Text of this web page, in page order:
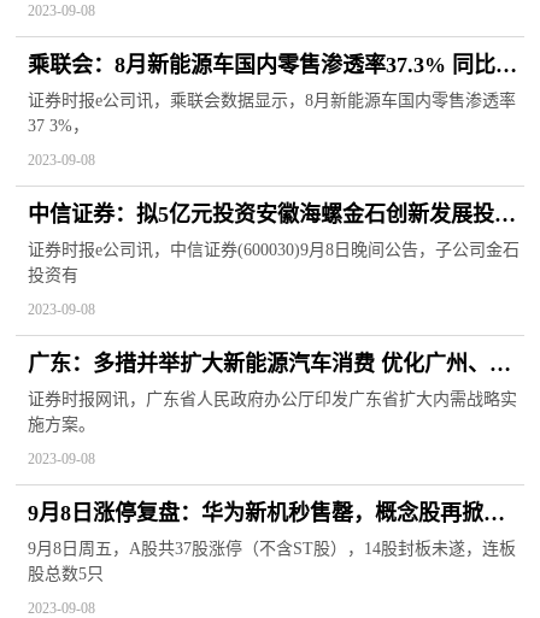
2023-09-08
乘联会：8月新能源车国内零售渗透率37.3% 同比提
升9个百分点
证券时报e公司讯，乘联会数据显示，8月新能源车国内零售渗透率
37 3%，
2023-09-08
中信证券：拟5亿元投资安徽海螺金石创新发展投资
基金合伙企业（有限合伙）
证券时报e公司讯，中信证券(600030)9月8日晚间公告，子公司金石
投资有
2023-09-08
广东：多措并举扩大新能源汽车消费 优化广州、深
圳汽车限购政策
证券时报网讯，广东省人民政府办公厅印发广东省扩大内需战略实
施方案。
2023-09-08
​9月8日涨停复盘：华为新机秒售罄，概念股再掀涨
停潮！光刻胶、光刻机、卫星通信纷纷爆发
9月8日周五，A股共37股涨停（不含ST股），14股封板未遂，连板
股总数5只
2023-09-08